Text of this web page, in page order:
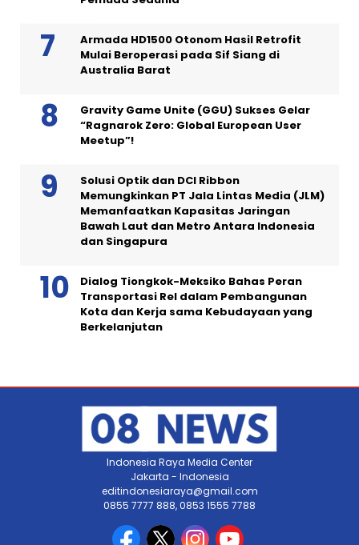
Armada HD1500 Otonom Hasil Retrofit
Mulai Beroperasi pada Sif Siang di
Australia Barat
Gravity Game Unite (GGU) Sukses Gelar
“Ragnarok Zero: Global European User
Meetup”!
Solusi Optik dan DCI Ribbon
Memungkinkan PT Jala Lintas Media (JLM)
Memanfaatkan Kapasitas Jaringan
Bawah Laut dan Metro Antara Indonesia
dan Singapura
Dialog Tiongkok-Meksiko Bahas Peran
Transportasi Rel dalam Pembangunan
Kota dan Kerja sama Kebudayaan yang
Berkelanjutan
Indonesia Raya Media Center
Jakarta - Indonesia
editindonesiaraya@gmail.com
0855 7777 888, 0853 1555 7788